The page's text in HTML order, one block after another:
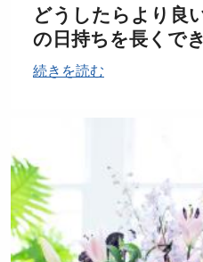
どうしたらより良
の日持ちを長くで
続きを読む